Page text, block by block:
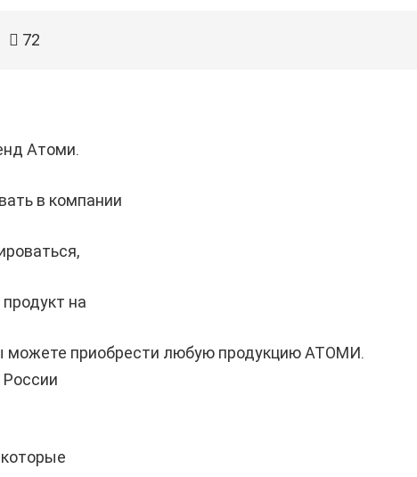
72
Атоми.
в компании
на
можете приобрести любую продукцию АТОМИ.